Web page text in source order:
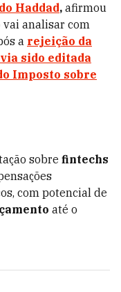
Haddad, afirmou
vai analisar com
a rejeição da
sido editada
Imposto sobre
sobre fintechs
com potencial de
até o